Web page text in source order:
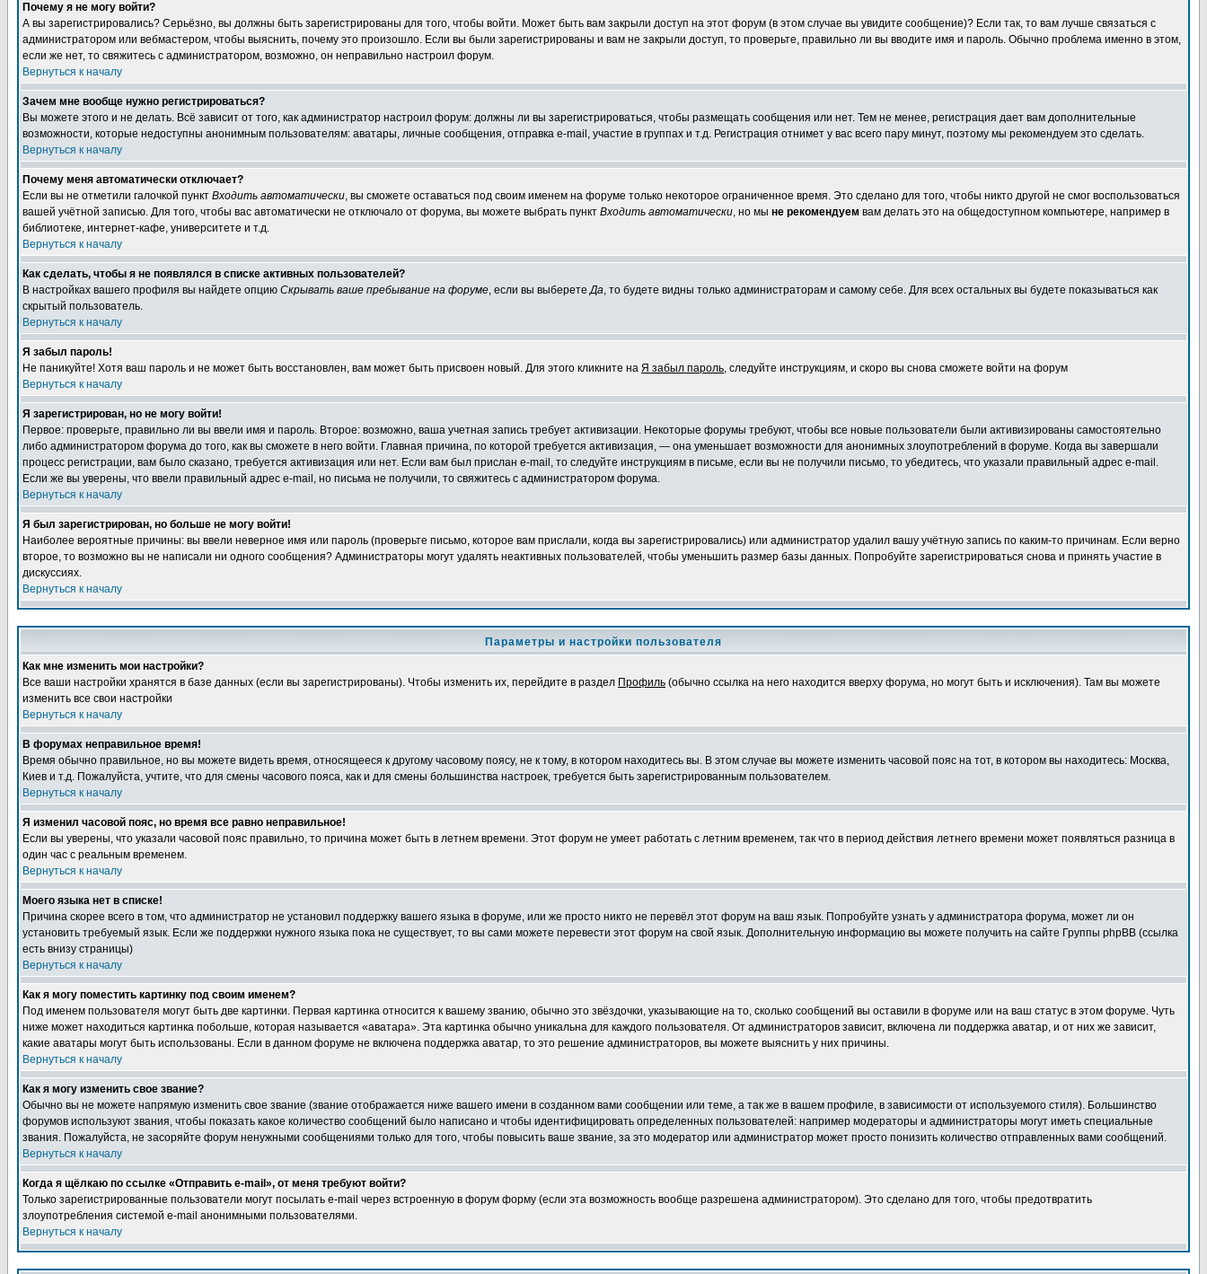
Почему я не могу войти?
А вы зарегистрировались? Серьёзно, вы должны быть зарегистрированы для того, чтобы войти. Может быть вам закрыли доступ на этот форум (в этом случае вы увидите сообщение)? Если так, то вам лучше связаться с
администратором или вебмастером, чтобы выяснить, почему это произошло. Если вы были зарегистрированы и вам не закрыли доступ, то проверьте, правильно ли вы вводите имя и пароль. Обычно проблема именно в этом,
если же нет, то свяжитесь с администратором, возможно, он неправильно настроил форум.
Вернуться к началу
Зачем мне вообще нужно регистрироваться?
Вы можете этого и не делать. Всё зависит от того, как администратор настроил форум: должны ли вы зарегистрироваться, чтобы размещать сообщения или нет. Тем не менее, регистрация дает вам дополнительные
возможности, которые недоступны анонимным пользователям: аватары, личные сообщения, отправка e-mail, участие в группах и т.д. Регистрация отнимет у вас всего пару минут, поэтому мы рекомендуем это сделать.
Вернуться к началу
Почему меня автоматически отключает?
Если вы не отметили галочкой пункт Входить автоматически, вы сможете оставаться под своим именем на форуме только некоторое ограниченное время. Это сделано для того, чтобы никто другой не смог воспользоваться
вашей учётной записью. Для того, чтобы вас автоматически не отключало от форума, вы можете выбрать пункт Входить автоматически, но мы не рекомендуем вам делать это на общедоступном компьютере, например в
библиотеке, интернет-кафе, университете и т.д.
Вернуться к началу
Как сделать, чтобы я не появлялся в списке активных пользователей?
В настройках вашего профиля вы найдете опцию Скрывать ваше пребывание на форуме, если вы выберетеДа, то будете видны только администраторам и самому себе. Для всех остальных вы будете показываться как
скрытый пользователь.
Вернуться к началу
Я забыл пароль!
Не паникуйте! Хотя ваш пароль и не может быть восстановлен, вам может быть присвоен новый. Для этого кликните на Я забыл пароль, следуйте инструкциям, и скоро вы снова сможете войти на форум
Вернуться к началу
Я зарегистрирован, но не могу войти!
Первое: проверьте, правильно ли вы ввели имя и пароль. Второе: возможно, ваша учетная запись требует активизации. Некоторые форумы требуют, чтобы все новые пользователи были активизированы самостоятельно
либо администратором форума до того, как вы сможете в него войти. Главная причина, по которой требуется активизация, — она уменьшает возможности для анонимных злоупотреблений в форуме. Когда вы завершали
процесс регистрации, вам было сказано, требуется активизация или нет. Если вам был прислан e-mail, то следуйте инструкциям в письме, если вы не получили письмо, то убедитесь, что указали правильный адрес e-mail.
Если же вы уверены, что ввели правильный адрес e-mail, но письма не получили, то свяжитесь с администратором форума.
Вернуться к началу
Я был зарегистрирован, но больше не могу войти!
Наиболее вероятные причины: вы ввели неверное имя или пароль (проверьте письмо, которое вам прислали, когда вы зарегистрировались) или администратор удалил вашу учётную запись по каким-то причинам. Если верно
второе, то возможно вы не написали ни одного сообщения? Администраторы могут удалять неактивных пользователей, чтобы уменьшить размер базы данных. Попробуйте зарегистрироваться снова и принять участие в
дискуссиях.
Вернуться к началу
Параметры и настройки пользователя
Как мне изменить мои настройки?
Все ваши настройки хранятся в базе данных (если вы зарегистрированы). Чтобы изменить их, перейдите в раздел Профиль (обычно ссылка на него находится вверху форума, но могут быть и исключения). Там вы можете
изменить все свои настройки
Вернуться к началу
В форумах неправильное время!
Время обычно правильное, но вы можете видеть время, относящееся к другому часовому поясу, не к тому, в котором находитесь вы. В этом случае вы можете изменить часовой пояс на тот, в котором вы находитесь: Москва,
Киев и т.д. Пожалуйста, учтите, что для смены часового пояса, как и для смены большинства настроек, требуется быть зарегистрированным пользователем.
Вернуться к началу
Я изменил часовой пояс, но время все равно неправильное!
Если вы уверены, что указали часовой пояс правильно, то причина может быть в летнем времени. Этот форум не умеет работать с летним временем, так что в период действия летнего времени может появляться разница в
один час с реальным временем.
Вернуться к началу
Моего языка нет в списке!
Причина скорее всего в том, что администратор не установил поддержку вашего языка в форуме, или же просто никто не перевёл этот форум на ваш язык. Попробуйте узнать у администратора форума, может ли он
установить требуемый язык. Если же поддержки нужного языка пока не существует, то вы сами можете перевести этот форум на свой язык. Дополнительную информацию вы можете получить на сайте Группы phpBB (ссылка
есть внизу страницы)
Вернуться к началу
Как я могу поместить картинку под своим именем?
Под именем пользователя могут быть две картинки. Первая картинка относится к вашему званию, обычно это звёздочки, указывающие на то, сколько сообщений вы оставили в форуме или на ваш статус в этом форуме. Чуть
ниже может находиться картинка побольше, которая называется «аватара». Эта картинка обычно уникальна для каждого пользователя. От администраторов зависит, включена ли поддержка аватар, и от них же зависит,
какие аватары могут быть использованы. Если в данном форуме не включена поддержка аватар, то это решение администраторов, вы можете выяснить у них причины.
Вернуться к началу
Как я могу изменить свое звание?
Обычно вы не можете напрямую изменить свое звание (звание отображается ниже вашего имени в созданном вами сообщении или теме, а так же в вашем профиле, в зависимости от используемого стиля). Большинство
форумов используют звания, чтобы показать какое количество сообщений было написано и чтобы идентифицировать определенных пользователей: например модераторы и администраторы могут иметь специальные
звания. Пожалуйста, не засоряйте форум ненужными сообщениями только для того, чтобы повысить ваше звание, за это модератор или администратор может просто понизить количество отправленных вами сообщений.
Вернуться к началу
Когда я щёлкаю по ссылке «Отправить e-mail», от меня требуют войти?
Только зарегистрированные пользователи могут посылать e-mail через встроенную в форум форму (если эта возможность вообще разрешена администратором). Это сделано для того, чтобы предотвратить
злоупотребления системой e-mail анонимными пользователями.
Вернуться к началу